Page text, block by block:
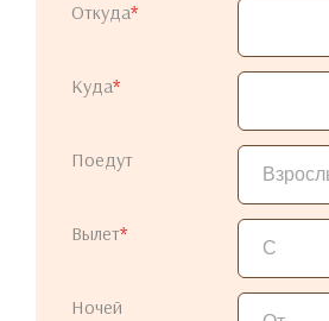
Откуда*
Куда*
Поедут
Вылет*
Ночей